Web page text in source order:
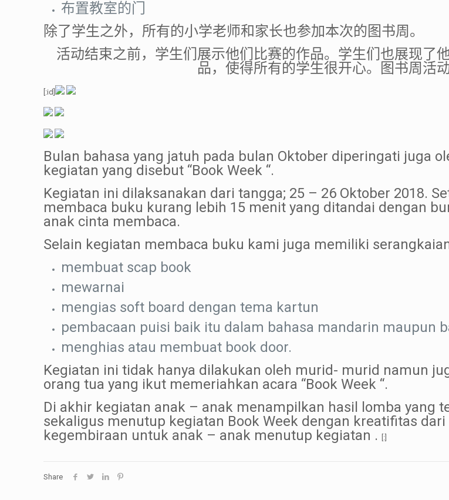
布置教室的门
除了学生之外，所有的小学老师和家长也参加本次的图书周。
活动结束之前，学生们展示他们比赛的作品。学生们也展现了
品，使得所有的学生很开心。图书周活
[:id]
Bulan bahasa yang jatuh pada bulan Oktober diperingati juga
kegiatan yang disebut “Book Week “.
Kegiatan ini dilaksanakan dari tangga; 25 – 26 Oktober 2018.
membaca buku kurang lebih 15 menit yang ditandai dengan
anak cinta membaca.
Selain kegiatan membaca buku kami juga memiliki
membuat scap book
mewarnai
mengias soft board dengan tema kartun
pembacaan puisi baik itu dalam bahasa mandarin maupun
menghias atau membuat book door.
Kegiatan ini tidak hanya dilakukan oleh murid- murid namun
orang tua yang ikut memeriahkan acara “Book Week “.
Di akhir kegiatan anak – anak menampilkan hasil lomba yang
sekaligus menutup kegiatan Book Week dengan kreatifitas
kegembiraan untuk anak – anak menutup kegiatan . [:]
Share